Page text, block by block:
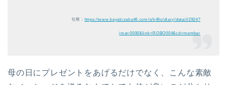
引用： https://www.keyakizaka46.com/s/k46o/diary/detail/2924?
ima=0000&link=ROBO004&cd=member
母の日にプレゼントをあげるだけでなく、こんな素敵